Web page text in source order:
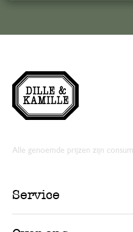
Alle genoemde prijzen zijn
Service